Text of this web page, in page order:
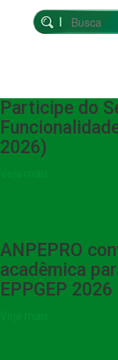
Participe do
2026)
ANPEPRO
acadêmica
EPPGEP 2026